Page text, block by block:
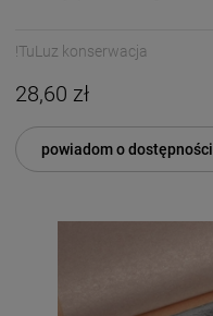
!TuLuz konserwacja
28,60 zł
powiadom o dostępności